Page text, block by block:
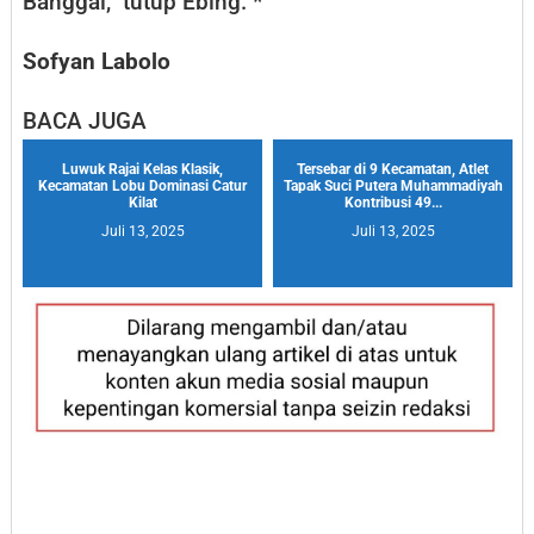
Sofyan Labolo
BACA JUGA
Luwuk Rajai Kelas Klasik,
Kecamatan Lobu Dominasi Catur
Kilat
Juli 13, 2025
Tersebar di 9 Kecamatan, Atlet
Tapak Suci Putera Muhammadiyah
Kontribusi 49...
Juli 13, 2025